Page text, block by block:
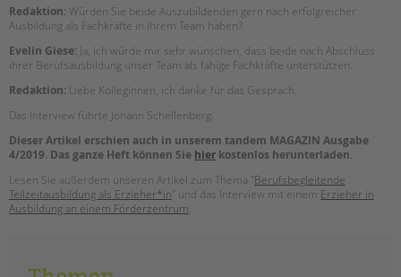
Redaktion:Würden Sie beide Auszubildenden gern nach erfolgreicher
Ausbildung als Fachkräfte in Ihrem Team haben?
Evelin Giese: Ja, ich würde mir sehr wünschen, dass beide nach Abschluss
ihrer Berufsausbildung unser Team als fähige Fachkräfte unterstützen.
Redaktion: Liebe Kolleginnen, ich danke für das Gespräch.
Das Interview führte Johann Schellenberg.
Dieser Artikel erschien auch in unserem tandem MAGAZIN Ausgabe
4/2019. Das ganze Heft können Sie hier kostenlos herunterladen.
Lesen Sie außerdem unseren Artikel zum Thema "Berufsbegleitende
Teilzeitausbildung als Erzieher*in" und das Interview mit einem Erzieher in
Ausbildung an einem Förderzentrum.